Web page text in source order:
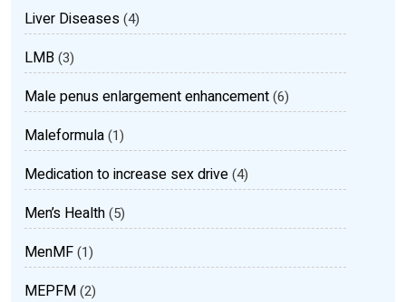
Liver Diseases(4)
LMB(3)
Male penus enlargement enhancement(6)
Maleformula(1)
Medication to increase sex drive(4)
Men’s Health(5)
MenMF(1)
MEPFM(2)